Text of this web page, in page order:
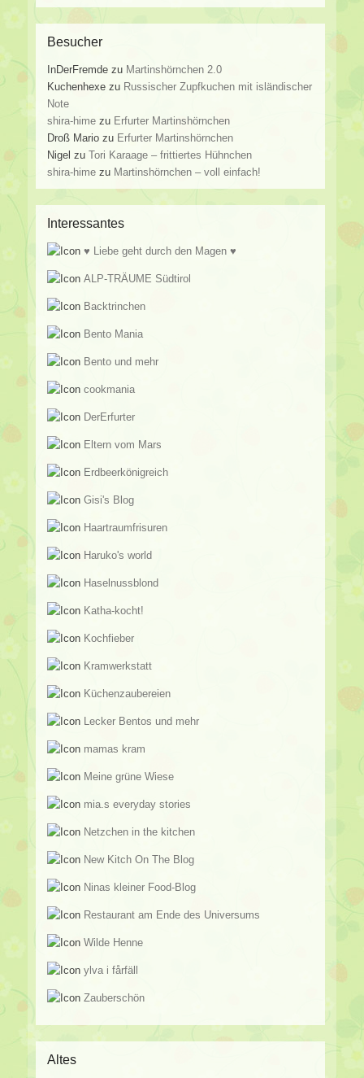
Besucher
InDerFremde zu Martinshörnchen 2.0
Kuchenhexe zu Russischer Zupfkuchen mit isländischer
Note
shira-hime zu Erfurter Martinshörnchen
Droß Mario zu Erfurter Martinshörnchen
Nigel zuTori Karaage – frittiertes Hühnchen
shira-hime zu Martinshörnchen – voll einfach!
Interessantes
♥ Liebe geht durch den Magen ♥
ALP-TRÄUME Südtirol
Backtrinchen
Bento Mania
Bento und mehr
cookmania
DerErfurter
Eltern vom Mars
Erdbeerkönigreich
Gisi's Blog
Haartraumfrisuren
Haruko's world
Haselnussblond
Katha-kocht!
Kochfieber
Kramwerkstatt
Küchenzaubereien
Lecker Bentos und mehr
mamas kram
Meine grüne Wiese
mia.s everyday stories
Netzchen in the kitchen
New Kitch On The Blog
Ninas kleiner Food-Blog
Restaurant am Ende des Universums
Wilde Henne
ylva i fårfäll
Zauberschön
Altes